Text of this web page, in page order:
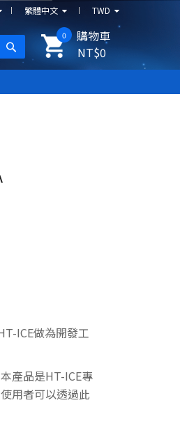
TWD
繁體中文
購物車
0
NT$0
ICE做為開發工
產品是HT-ICE專
用者可以透過此